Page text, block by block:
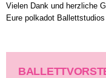
Vielen Dank und herzliche
Eure polkadot Ballettstudios